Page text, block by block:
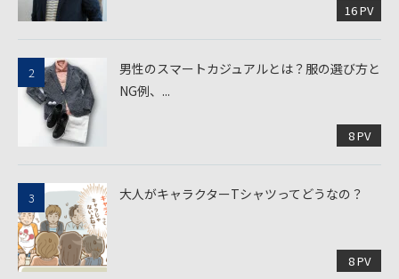
16 PV
男性のスマートカジュアルとは？服の選び方と
NG例、...
8 PV
大人がキャラクターTシャツってどうなの？
8 PV